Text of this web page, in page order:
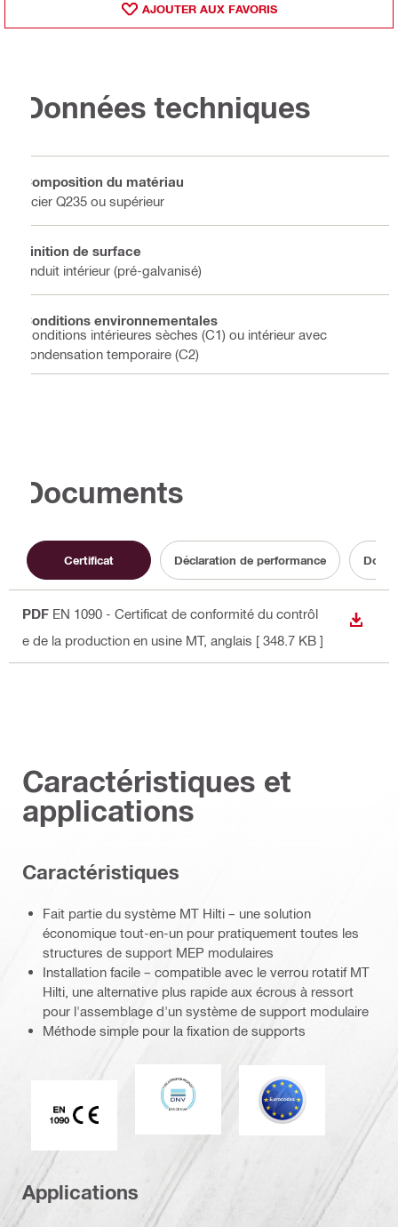
AJOUTER AUX FAVORIS
Données techniques
Composition du matériau
Acier Q235 ou supérieur
Finition de surface
Enduit intérieur (pré-galvanisé)
Conditions environnementales
Conditions intérieures sèches (C1) ou intérieur avec
condensation temporaire (C2)
Documents
Certificat Déclaration de performance
PDF EN 1090 - Certificat de conformité du contrôl
e de la production en usine MT, anglais [ 348.7 KB ]
Caractéristiques et
applications
Caractéristiques
Fait partie du système MT Hilti – une solution
économique tout-en-un pour pratiquement toutes les
structures de support MEP modulaires
Installation facile – compatible avec le verrou rotatif MT
Hilti, une alternative plus rapide aux écrous à ressort
pour l'assemblage d'un système de support modulaire
Méthode simple pour la fixation de supports
Marque CE EN 1090
DNV Eurocode
Applications